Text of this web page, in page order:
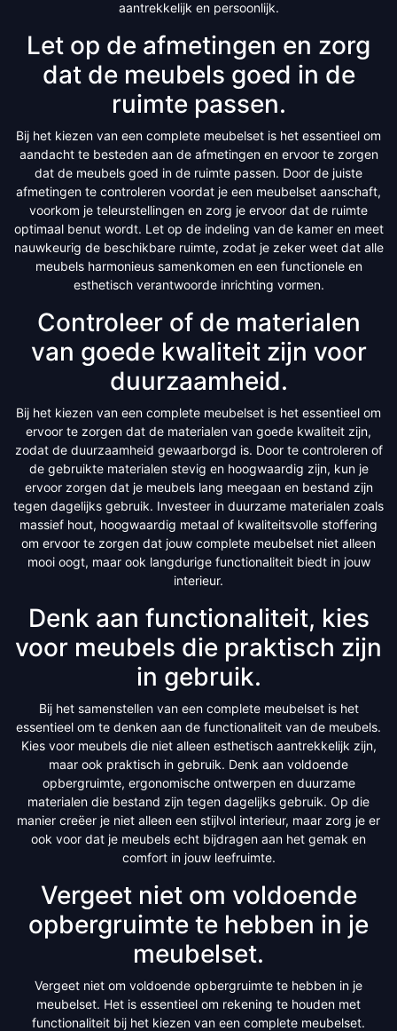
aantrekkelijk en persoonlijk.
Let op de afmetingen en zorg
dat de meubels goed in de
ruimte passen.
Bij het kiezen van een complete meubelset is het essentieel om
aandacht te besteden aan de afmetingen en ervoor te zorgen
dat de meubels goed in de ruimte passen. Door de juiste
afmetingen te controleren voordat je een meubelset aanschaft,
voorkom je teleurstellingen en zorg je ervoor dat de ruimte
optimaal benut wordt. Let op de indeling van de kamer en meet
nauwkeurig de beschikbare ruimte, zodat je zeker weet dat alle
meubels harmonieus samenkomen en een functionele en
esthetisch verantwoorde inrichting vormen.
Controleer of de materialen
van goede kwaliteit zijn voor
duurzaamheid.
Bij het kiezen van een complete meubelset is het essentieel om
ervoor te zorgen dat de materialen van goede kwaliteit zijn,
zodat de duurzaamheid gewaarborgd is. Door te controleren of
de gebruikte materialen stevig en hoogwaardig zijn, kun je
ervoor zorgen dat je meubels lang meegaan en bestand zijn
tegen dagelijks gebruik. Investeer in duurzame materialen zoals
massief hout, hoogwaardig metaal of kwaliteitsvolle stoffering
om ervoor te zorgen dat jouw complete meubelset niet alleen
mooi oogt, maar ook langdurige functionaliteit biedt in jouw
interieur.
Denk aan functionaliteit, kies
voor meubels die praktisch zijn
in gebruik.
Bij het samenstellen van een complete meubelset is het
essentieel om te denken aan de functionaliteit van de meubels.
Kies voor meubels die niet alleen esthetisch aantrekkelijk zijn,
maar ook praktisch in gebruik. Denk aan voldoende
opbergruimte, ergonomische ontwerpen en duurzame
materialen die bestand zijn tegen dagelijks gebruik. Op die
manier creëer je niet alleen een stijlvol interieur, maar zorg je er
ook voor dat je meubels echt bijdragen aan het gemak en
comfort in jouw leefruimte.
Vergeet niet om voldoende
opbergruimte te hebben in je
meubelset.
Vergeet niet om voldoende opbergruimte te hebben in je
meubelset. Het is essentieel om rekening te houden met
functionaliteit bij het kiezen van een complete meubelset.